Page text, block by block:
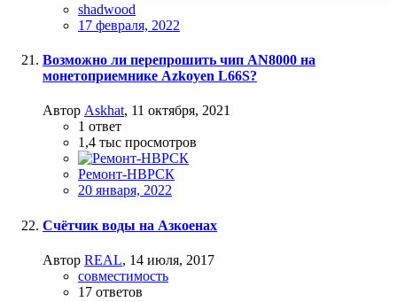
shadwood
17 февраля, 2022
Возможно ли перепрошить чип AN8000 на
монетоприемнике Azkoyen L66S?
Автор Askhat, 11 октября, 2021
1 ответ
1,4 тыс просмотров
Ремонт-НВРСК
20 января, 2022
Счётчик воды на Азкоенах
Автор REAL, 14 июля, 2017
совместимость
17 ответов